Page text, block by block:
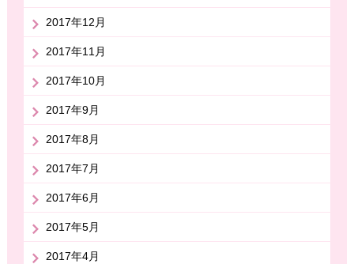
2017年12月
2017年11月
2017年10月
2017年9月
2017年8月
2017年7月
2017年6月
2017年5月
2017年4月